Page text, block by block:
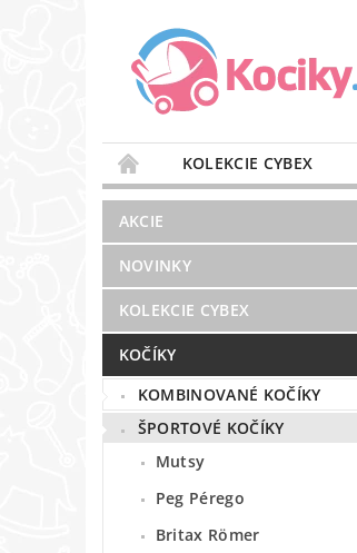
KOLEKCIE CYBEX
STAROSTLIVOSŤ O VZDUCH
BLOG
PREDAJŇA
AKCIE
NOVINKY
KOLEKCIE CYBEX
KOČÍKY
KOMBINOVANÉ KOČÍKY
ŠPORTOVÉ KOČÍKY
Mutsy
Peg Pérego
Britax Römer